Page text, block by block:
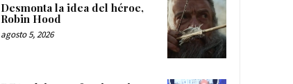
Desmonta la idea del héroe,
Robin Hood
agosto 5, 2026